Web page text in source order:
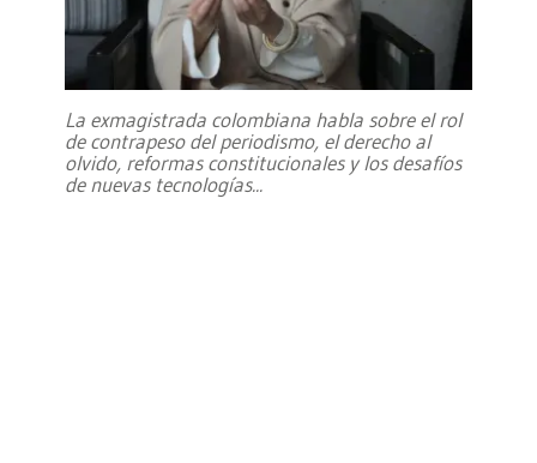
La exmagistrada colombiana habla sobre el rol
de contrapeso del periodismo, el derecho al
olvido, reformas constitucionales y los desafíos
de nuevas tecnologías...